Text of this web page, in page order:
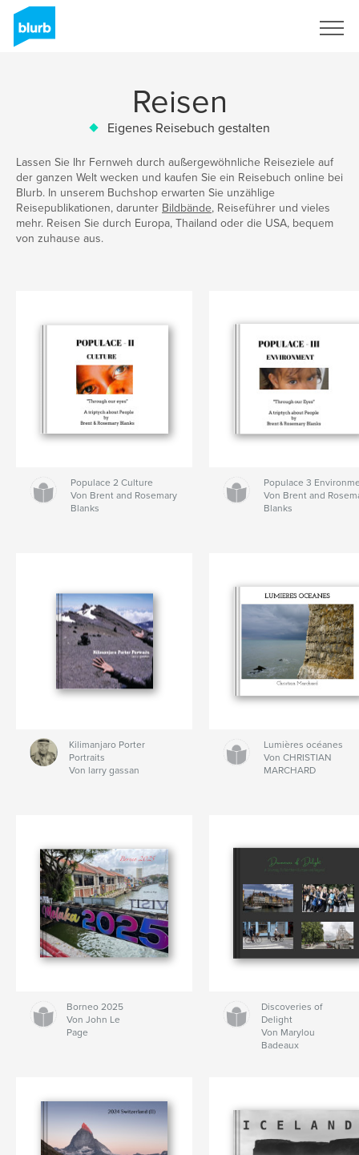
Reisen
Eigenes Reisebuch gestalten
Lassen Sie Ihr Fernweh durch außergewöhnliche Reiseziele auf
der ganzen Welt wecken und kaufen Sie ein Reisebuch online bei
Blurb. In unserem Buchshop erwarten Sie unzählige
Reisepublikationen, darunter Bildbände, Reiseführer und vieles
mehr. Reisen Sie durch Europa, Thailand oder die USA, bequem
von zuhause aus.
Populace 2 Culture
Von Brent and Rosemary
Blanks
Populace 3
Von Brent and
Blanks
Kilimanjaro Porter
Portraits
Von larry gassan
Lumières océanes
Von CHRISTIAN
MARCHARD
Borneo 2025
Von John Le
Page
Discoveries of
Delight
Von Marylou
Badeaux